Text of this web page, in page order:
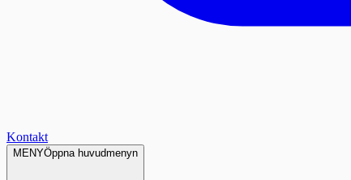
Kontakt
MENYÖppna huvudmenyn